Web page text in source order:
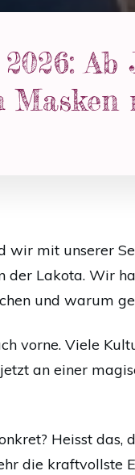
2026:
wir mit unserer
der Lakota. Wir
und warum
vorne. Viele
an einer
Heisst das,
die kraftvollste